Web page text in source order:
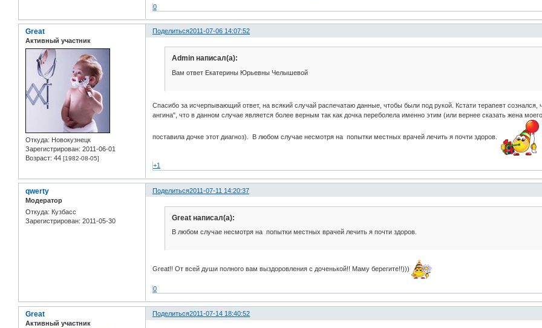
0
Поделиться2011-07-06 14:07:52
Great
Активный участник
Откуда: Новокузнецк
Зарегистрирован: 2011-06-01
Возраст: 44 [1982-08-05]
Admin написал(а):
Вам ответ Екатерины Юрьевны Челышевой
Спасибо за исчерпывающий ответ, на всякий случай распечатаю данные, чтобы были под рукой. Кстати терапевт
ангина", что в данном случае является более верным так как дочка переболела именно этим (или вернее сказать жена
поставила дочке этот диагноз). В любом случае несмотря на попытки местных врачей лечить я почти здоров.
+1
Поделиться2011-07-11 14:20:37
qwerty
Модератор
Откуда: Кузбасс
Зарегистрирован: 2011-05-30 Great написал(а):
В любом случае несмотря на попытки местных врачей лечить я почти здоров.
Great!! От всей души полного вам выздоровления с доченькой!! Маму берегите!!)))
0
Поделиться2011-07-14 18:40:52
Great
Активный участник